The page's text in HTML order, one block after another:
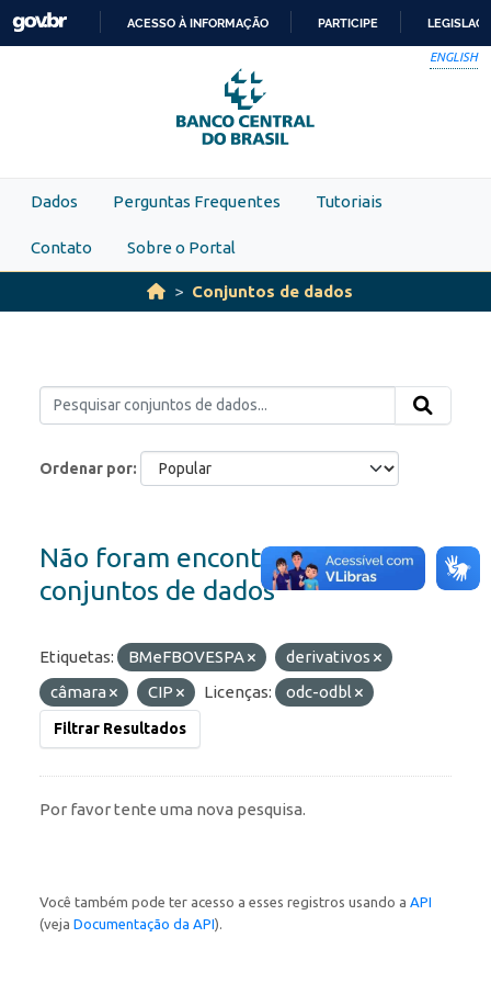
Skip to main content
PARA
O
CONTEÚDO
ACESSO À INFORMAÇÃO PARTICIPE
ENGLISH
Dados Perguntas Frequentes Tutoriais
Contato Sobre o Portal
Conjuntos de dados
Ordenar por
Não foram encontrados
conjuntos de dados
Etiquetas: BMeFBOVESPA
derivativos
câmara
CIP Licenças: odc-odbl
Filtrar Resultados
Por favor tente uma nova pesquisa.
Você também pode ter acesso a esses registros usando a API
(veja Documentação da API).